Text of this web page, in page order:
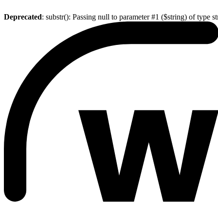
Deprecated: substr(): Passing null to parameter #1 ($string) of type